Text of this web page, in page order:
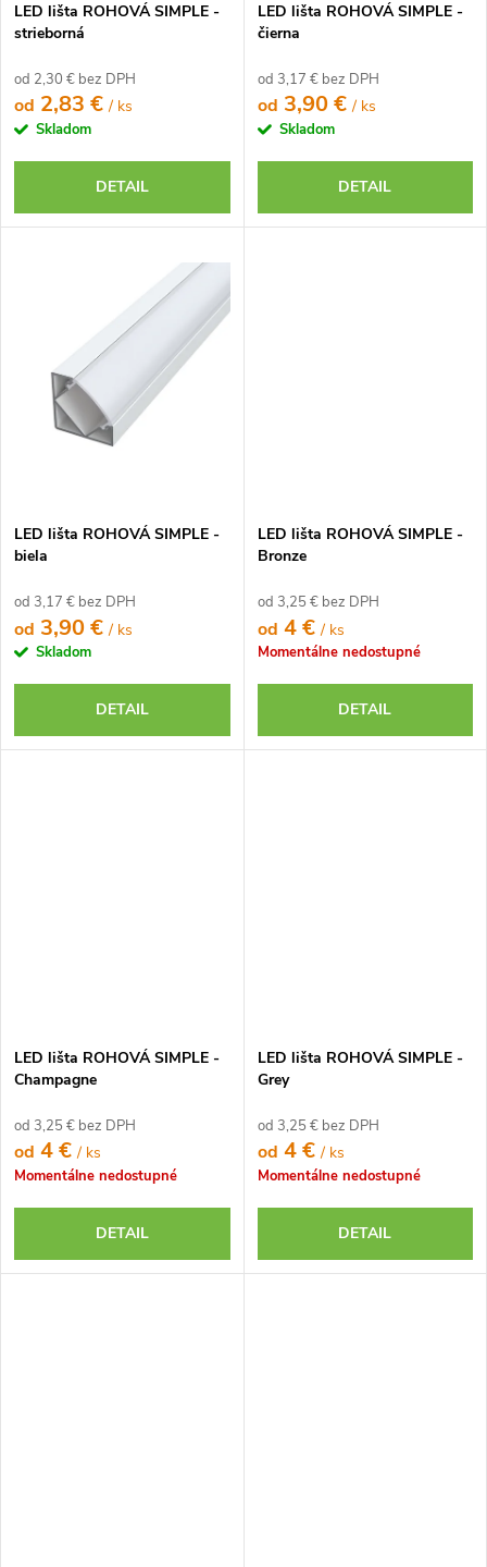
t
v
k
o
v
LED lišta ROHOVÁ SIMPLE -
strieborná
od 2,30 € bez DPH
od 2,83 €/ ks
Skladom
DETAIL
LED lišta ROHOVÁ SIMPLE -
čierna
od 3,17 € bez DPH
od 3,90 €/ ks
Skladom
DETAIL
LED lišta ROHOVÁ SIMPLE -
biela
od 3,17 € bez DPH
od 3,90 €/ ks
Skladom
DETAIL
LED lišta ROHOVÁ SIMPLE -
Bronze
od 3,25 € bez DPH
od 4 €/ ks
Momentálne nedostupné
DETAIL
LED lišta ROHOVÁ SIMPLE -
Champagne
od 3,25 € bez DPH
od 4 €/ ks
Momentálne nedostupné
DETAIL
LED lišta ROHOVÁ SIMPLE -
Grey
od 3,25 € bez DPH
od 4 €/ ks
Momentálne nedostupné
DETAIL